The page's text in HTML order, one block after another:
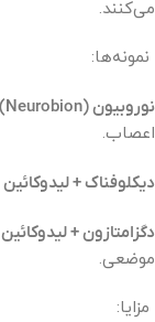
می‌کنند.
نمونه‌ها:
نوروبیون (Neurobion)
اعصاب.
دیکلوفناک + لیدوکائین
دگزامتازون + لیدوکائین
موضعی.
مزایا: